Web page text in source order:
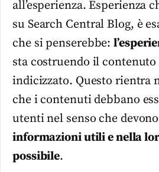
all’esperienza. Esperienza
su Search Central Blog, è
che si penserebbe:
sta costruendo il
indicizzato. Questo rientra
che i contenuti debbano
utenti nel senso che
informazioni utili e nella
possibile.